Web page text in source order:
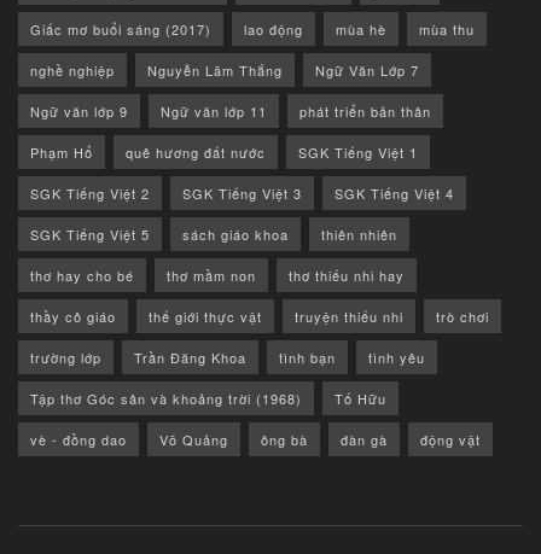
Giấc mơ buổi sáng (2017) lao động mùa hè mùa thu
nghề nghiệp Nguyễn Lãm Thắng Ngữ Văn Lớp 7
Ngữ văn lớp 9 Ngữ văn lớp 11 phát triển bản thân
Phạm Hổ quê hương đất nước SGK Tiếng Việt 1
SGK Tiếng Việt 2 SGK Tiếng Việt 3 SGK Tiếng Việt 4
SGK Tiếng Việt 5 sách giáo khoa thiên nhiên
thơ hay cho bé thơ mầm non thơ thiếu nhi hay
thầy cô giáo thế giới thực vật truyện thiếu nhi trò chơi
trường lớp Trần Đăng Khoa tình bạn tình yêu
Tập thơ Góc sân và khoảng trời (1968) Tố Hữu
vè - đồng dao Võ Quảng ông bà đàn gà động vật